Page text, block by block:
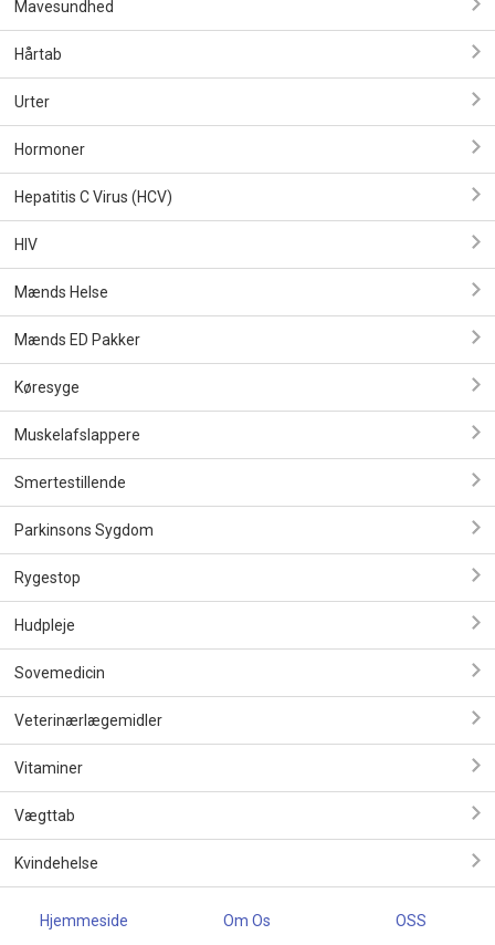
Mavesundhed
Hårtab
Urter
Hormoner
Hepatitis C Virus (HCV)
HIV
Mænds Helse
Mænds ED Pakker
Køresyge
Muskelafslappere
Smertestillende
Parkinsons Sygdom
Rygestop
Hudpleje
Sovemedicin
Veterinærlægemidler
Vitaminer
Vægttab
Kvindehelse
Hjemmeside Om Os OSS